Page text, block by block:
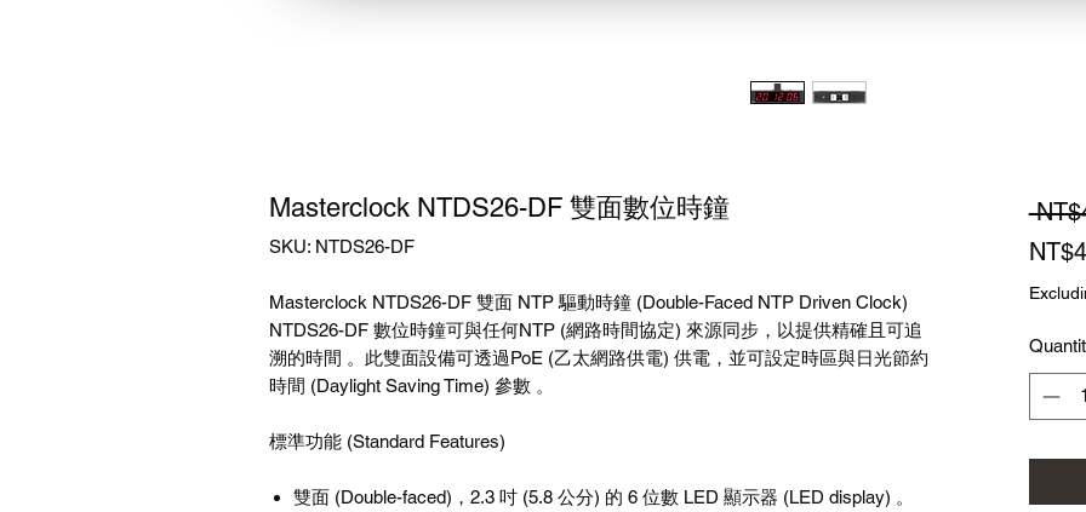
Masterclock NTDS26-DF 雙面數位時鐘
SKU: NTDS26-DF
Masterclock NTDS26-DF 雙面 NTP 驅動時鐘 (Double-Faced NTP Driven Clock)
NTDS26-DF 數位時鐘可與任何NTP (網路時間協定) 來源同步，以提供精確且可追
溯的時間 。此雙面設備可透過PoE (乙太網路供電) 供電，並可設定時區與日光節約
時間 (Daylight Saving Time) 參數 。
標準功能 (Standard Features)
雙面 (Double-faced)，2.3 吋 (5.8 公分) 的 6 位數 LED 顯示器 (LED display) 。